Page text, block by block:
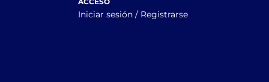
Iniciar sesión / Registrarse